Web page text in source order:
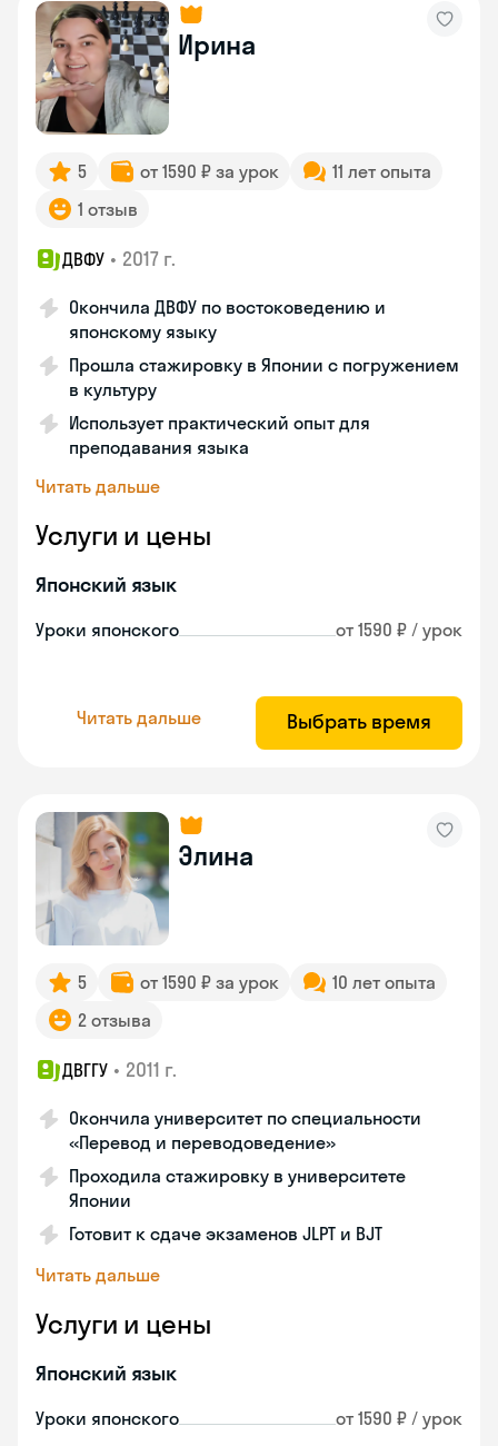
Ирина
5 от 1590 ₽ за урок
11 лет опыта
1 отзыв
ДВФУ • 2017 г.
Окончила ДВФУ по востоковедению и
японскому языку
Прошла стажировку в Японии с погружением
в культуру
Использует практический опыт для
преподавания языка
Читать дальше
Услуги и цены
Японский язык
Уроки японского от 1590 ₽ / урок
Читать дальше Выбрать время
Элина
5 от 1590 ₽ за урок
10 лет опыта
2 отзыва
ДВГГУ • 2011 г.
Окончила университет по специальности
«Перевод и переводоведение»
Проходила стажировку в университете
Японии
Готовит к сдаче экзаменов JLPT и BJT
Читать дальше
Услуги и цены
Японский язык
Уроки японского от 1590 ₽ / урок